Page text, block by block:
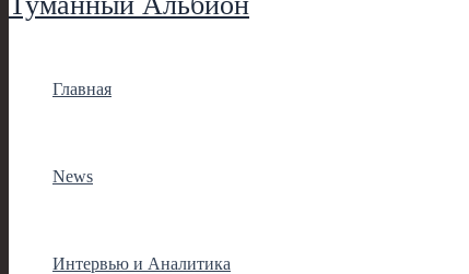
Главная
News
Интервью и Аналитика